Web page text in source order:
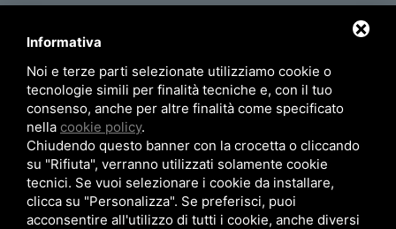
Informativa
Noi e terze parti selezionate utilizziamo cookie o
tecnologie simili per finalità tecniche e, con il tuo
consenso, anche per altre finalità come specificato
nella cookie policy.
Chiudendo questo banner con la crocetta o cliccando
su "Rifiuta", verranno utilizzati solamente cookie
tecnici. Se vuoi selezionare i cookie da installare,
clicca su "Personalizza". Se preferisci, puoi
acconsentire all'utilizzo di tutti i cookie, anche diversi
Via Maestri del Lavoro, 18
zona Roveri 2
40138 Bologna (Italy)
Privacy Policy Mappa del sito
© 2026 AIRUM SRL - P.Iva 02371101201